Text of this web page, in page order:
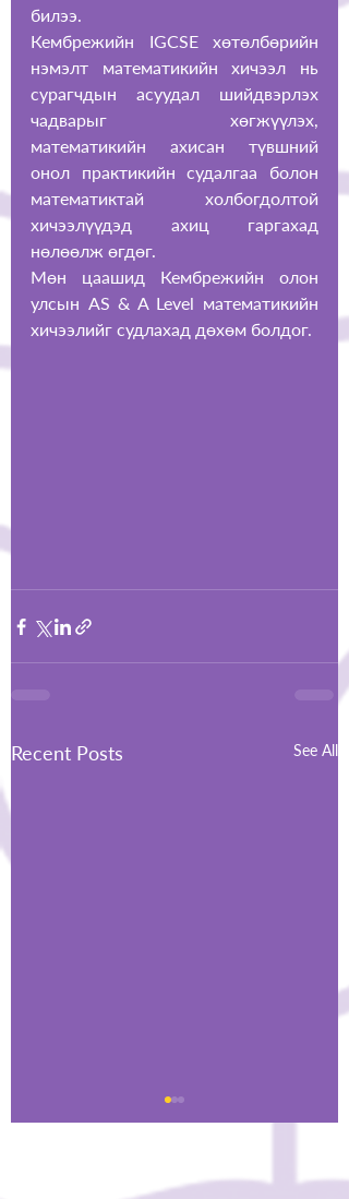
билээ.
Кембрежийн IGCSE хөтөлбөрийн
нэмэлт математикийн хичээл нь
сурагчдын асуудал шийдвэрлэх
чадварыг хөгжүүлэх,
математикийн ахисан түвшний
онол практикийн судалгаа болон
математиктай холбогдолтой
хичээлүүдэд ахиц гаргахад
нөлөөлж өгдөг.
Мөн цаашид Кембрежийн олон
улсын AS & A Level математикийн
хичээлийг судлахад дөхөм болдог.
Recent Posts See All